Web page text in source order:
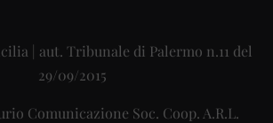
| aut. Tribunale di Palermo n.11 del
29/09/2015
Comunicazione Soc. Coop. A.R.L.